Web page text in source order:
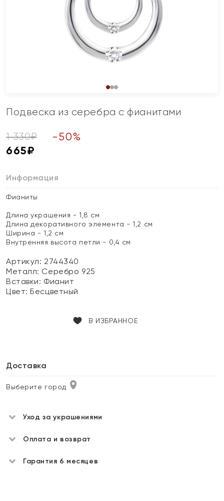
Подвеска из серебра с фианитами
1 330₽ -50%
665₽
Информация
Фианиты
Длина украшения - 1,8 см
Длина декоративного элемента - 1,2 см
Ширина - 1,2 см
Внутренняя высота петли - 0,4 см
Артикул: 2744340
Металл: Серебро 925
Вставки: Фианит
Цвет:Бесцветный
В ИЗБРАННОЕ
Доставка
Выберите город
Уход за украшениями
Оплата и возврат
Гарантия 6 месяцев